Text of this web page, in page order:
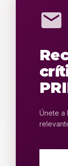
mail
Únete a